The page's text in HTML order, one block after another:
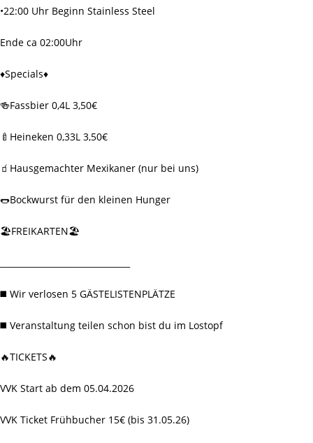
•22:00 Uhr Beginn Stainless Steel
Ende ca 02:00Uhr
♦️Specials♦️
🍻Fassbier 0,4L 3,50€
🍼Heineken 0,33L 3,50€
🧃Hausgemachter Mexikaner (nur bei uns)
🌭Bockwurst für den kleinen Hunger
🏖️FREIKARTEN🏖️
◼️ Wir verlosen 5 GÄSTELISTENPLÄTZE
◼️ Veranstaltung teilen schon bist du im Lostopf
🔥TICKETS🔥
VVK Start ab dem 05.04.2026
VVK Ticket Frühbucher 15€ (bis 31.05.26)